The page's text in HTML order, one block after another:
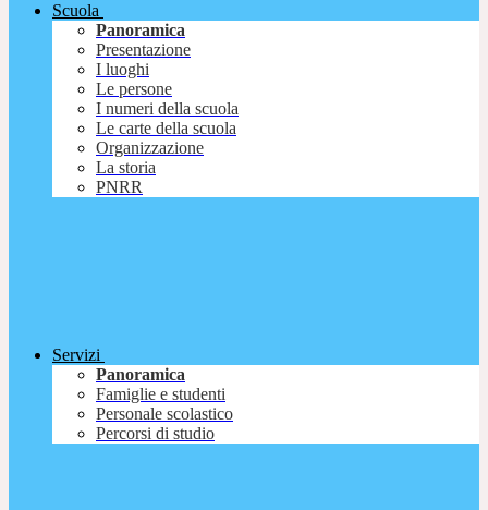
Scuola
Panoramica
Presentazione
I luoghi
Le persone
I numeri della scuola
Le carte della scuola
Organizzazione
La storia
PNRR
Servizi
Panoramica
Famiglie e studenti
Personale scolastico
Percorsi di studio